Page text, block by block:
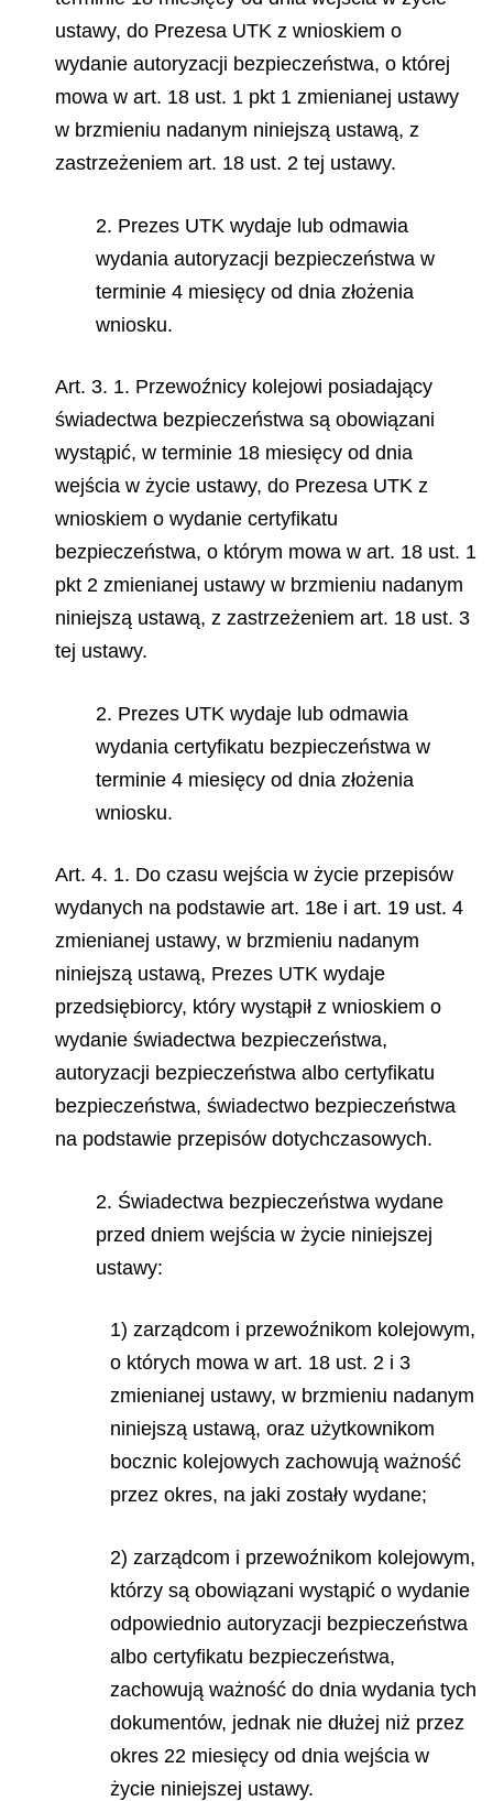
ustawy, do Prezesa UTK z wnioskiem o
wydanie autoryzacji bezpieczeństwa, o której
mowa w art. 18 ust. 1 pkt 1 zmienianej ustawy
w brzmieniu nadanym niniejszą ustawą, z
zastrzeżeniem art. 18 ust. 2 tej ustawy.
2. Prezes UTK wydaje lub odmawia
wydania autoryzacji bezpieczeństwa w
terminie 4 miesięcy od dnia złożenia
wniosku.
Art. 3. 1. Przewoźnicy kolejowi posiadający
świadectwa bezpieczeństwa są obowiązani
wystąpić, w terminie 18 miesięcy od dnia
wejścia w życie ustawy, do Prezesa UTK z
wnioskiem o wydanie certyfikatu
bezpieczeństwa, o którym mowa w art. 18 ust. 1
pkt 2 zmienianej ustawy w brzmieniu nadanym
niniejszą ustawą, z zastrzeżeniem art. 18 ust. 3
tej ustawy.
2. Prezes UTK wydaje lub odmawia
wydania certyfikatu bezpieczeństwa w
terminie 4 miesięcy od dnia złożenia
wniosku.
Art. 4. 1. Do czasu wejścia w życie przepisów
wydanych na podstawie art. 18e i art. 19 ust. 4
zmienianej ustawy, w brzmieniu nadanym
niniejszą ustawą, Prezes UTK wydaje
przedsiębiorcy, który wystąpił z wnioskiem o
wydanie świadectwa bezpieczeństwa,
autoryzacji bezpieczeństwa albo certyfikatu
bezpieczeństwa, świadectwo bezpieczeństwa
na podstawie przepisów dotychczasowych.
2. Świadectwa bezpieczeństwa wydane
przed dniem wejścia w życie niniejszej
ustawy:
1) zarządcom i przewoźnikom kolejowym,
o których mowa w art. 18 ust. 2 i 3
zmienianej ustawy, w brzmieniu nadanym
niniejszą ustawą, oraz użytkownikom
bocznic kolejowych zachowują ważność
przez okres, na jaki zostały wydane;
2) zarządcom i przewoźnikom kolejowym,
którzy są obowiązani wystąpić o wydanie
odpowiednio autoryzacji bezpieczeństwa
albo certyfikatu bezpieczeństwa,
zachowują ważność do dnia wydania tych
dokumentów, jednak nie dłużej niż przez
okres 22 miesięcy od dnia wejścia w
życie niniejszej ustawy.